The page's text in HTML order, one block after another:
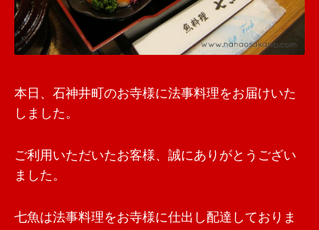
本日、石神井町のお寺様に法事料理をお届けいた
しました。
ご利用いただいたお客様、誠にありがとうござい
ました。
七魚は法事料理をお寺様に仕出し配達しておりま